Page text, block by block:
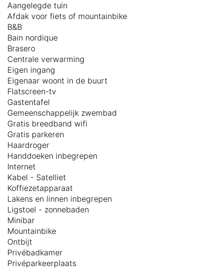
Aangelegde tuin
Afdak voor fiets of mountainbike
B&B
Bain nordique
Brasero
Centrale verwarming
Eigen ingang
Eigenaar woont in de buurt
Flatscreen-tv
Gastentafel
Gemeenschappelijk zwembad
Gratis breedband wifi
Gratis parkeren
Haardroger
Handdoeken inbegrepen
Internet
Kabel - Satelliet
Koffiezetapparaat
Lakens en linnen inbegrepen
Ligstoel - zonnebaden
Minibar
Mountainbike
Ontbijt
Privébadkamer
Privéparkeerplaats